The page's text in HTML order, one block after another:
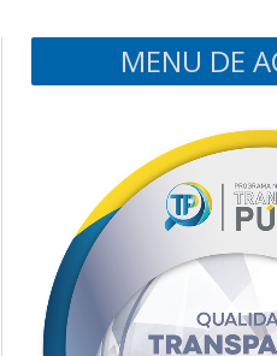
MENU DE